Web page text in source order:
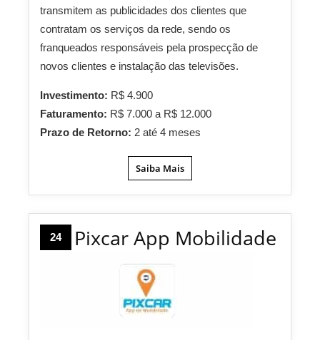
transmitem as publicidades dos clientes que
contratam os serviços da rede, sendo os
franqueados responsáveis pela prospecção de
novos clientes e instalação das televisões.
Investimento: R$ 4.900
Faturamento: R$ 7.000 a R$ 12.000
Prazo de Retorno: 2 até 4 meses
Saiba Mais
24 Pixcar App Mobilidade